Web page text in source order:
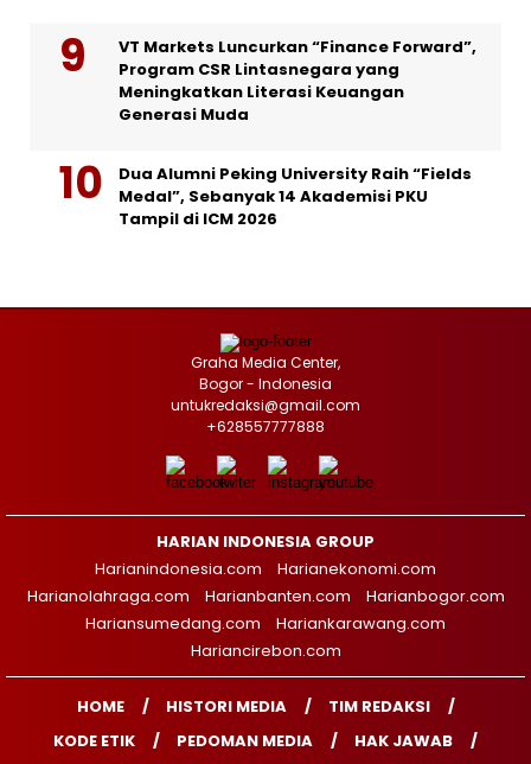
VT Markets Luncurkan “Finance Forward”,
Program CSR Lintasnegara yang
Meningkatkan Literasi Keuangan
Generasi Muda
Dua Alumni Peking University Raih “Fields
Medal”, Sebanyak 14 Akademisi PKU
Tampil di ICM 2026
Graha Media Center,
Bogor - Indonesia
untukredaksi@gmail.com
+628557777888
HARIAN INDONESIA GROUP
Harianindonesia.com
Harianekonomi.com
Harianolahraga.com
Harianbanten.com
Harianbogor.com
Hariansumedang.com
Hariankarawang.com
Hariancirebon.com
HOME HISTORI MEDIA
TIM REDAKSI
KODE ETIK
PEDOMAN MEDIA HAK JAWAB